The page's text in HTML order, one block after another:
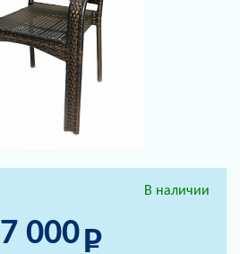
В наличии
7 000